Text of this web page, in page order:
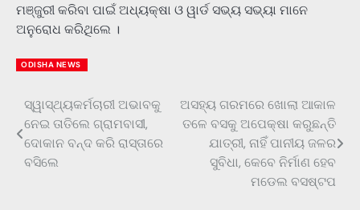
ମଞ୍ଜୁରୀ କରିବା ପାଇଁ ଅଧ୍ୟକ୍ଷା ଓ ୱାର୍ଡ ସଭ୍ୟ ସଭ୍ୟା ମାନେ
ଅନୁରୋଧ କରିଥିଲେ ।
ODISHA NEWS
Post
navigation
ସ୍ୱାସ୍ଥ୍ୟକର୍ମଚାରୀ ଅଭାବକୁ
ନେଇ ତାତିଲେ ଗ୍ରାମବାସୀ,
ଦୋକାନ ବନ୍ଦ କରି ରାସ୍ତାରେ
ବସିଲେ
ଅସହ୍ୟ ଗରମରେ ଖୋଲା ଆକାଳ
ତଳେ ବସକୁ ଅପେକ୍ଷା କରୁଛନ୍ତି
ଯାତ୍ରୀ, ନାହିଁ ପାନୀୟ ଜଳର
ସୁବିଧା, କେବେ ନିର୍ମାଣ ହେବ
ମଡେଲ ବସଷ୍ଟପ